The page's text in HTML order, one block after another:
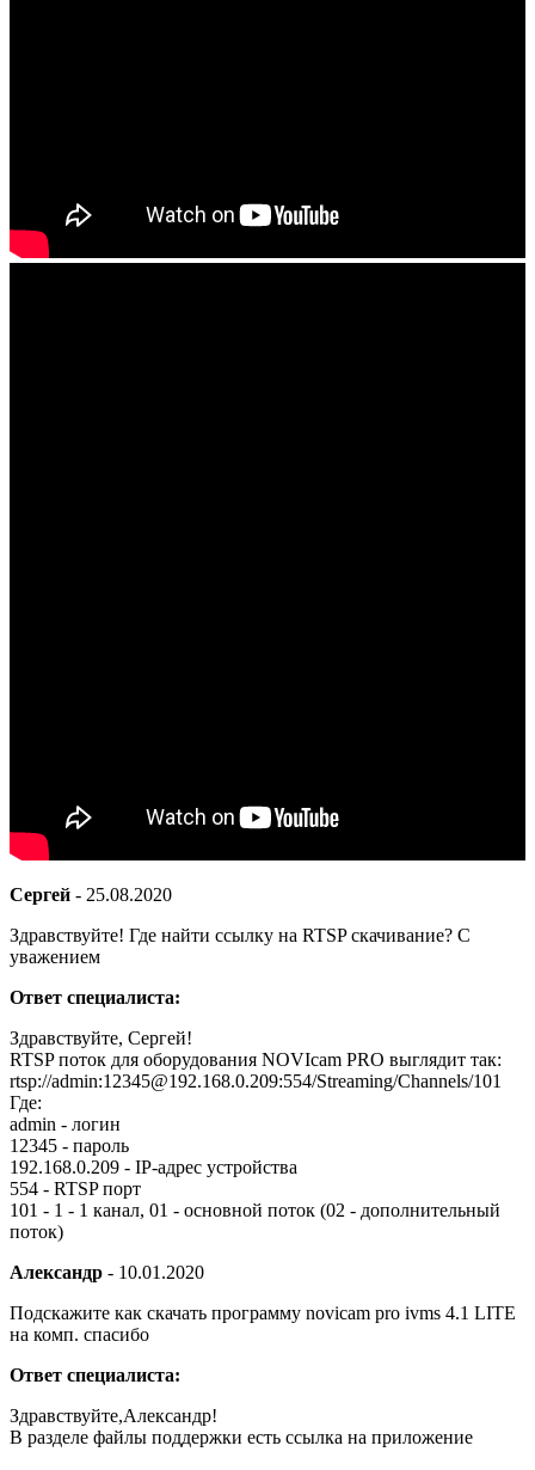
Сергей - 25.08.2020
Здравствуйте! Где найти ссылку на RTSP скачивание? С
уважением
Ответ специалиста:
Здравствуйте, Сергей!
RTSP поток для оборудования NOVIcam PRO выглядит так:
rtsp://admin:12345@192.168.0.209:554/Streaming/Channels/101
Где:
admin - логин
12345 - пароль
192.168.0.209 - IP-адрес устройства
554 - RTSP порт
101 - 1 - 1 канал, 01 - основной поток (02 - дополнительный
поток)
Александр - 10.01.2020
Подскажите как скачать программу novicam pro ivms 4.1 LITE
на комп. спасибо
Ответ специалиста:
Здравствуйте,Александр!
В разделе файлы поддержки есть ссылка на приложение